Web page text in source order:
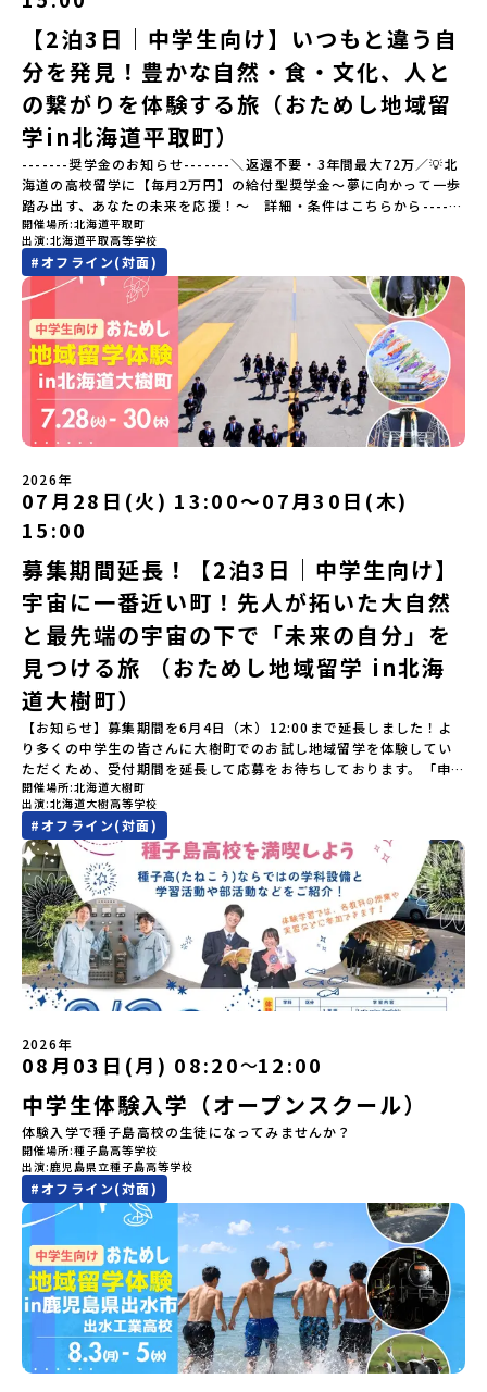
棚田（たなだ）」や「名水百選」や「水源の森百選」に選ばれた
「竜門峡（りゅうもんきょう）」など、思わず立ち止まりたくなる
ような自然も広がり、歴史・文化・自然が重なり合う、“本物”に出
会える場所です。そんな歴史・文化が豊かな佐賀県有田町で実際に
町を歩きながら学ぶフィールドワークをしたり、有田焼づくりに関
わる職人、町で暮らすプロデザイナー、地元の高校で学ぶ生徒など
と交流しながら「伝統的なものづくり」や「未来のデザイン」を一
緒に探求できます。ただ体験するだけじゃなくて、 “どうしてこの形
なんだろう？” “自分だったらどんなデザインにする？” そんなふう
に考える時間も、このプログラムの大切なポイントです。ここで出
会う人や体験が、自分の「好き」や「未来」につながるかもしれま
せん。この町でしかできない、ちょっと特別な体験を、ぜひ楽しん
でみませんか？体験のおすすめポイント体験プログラム内容（予
定）＜１日目＞（PM）「オリエンテーション・自己紹介ワーク」
「有田工業高校見学」 -陶芸技術をまなぶ！「セラミック科」のま
なび場を体験 -デザインセンスをまなぶ！「デザイン科」のまなび
場を体験「フィールドワーク」 -有田の歴史ある名所巡り -有田
の歴史的な町並みを体感する「有田焼絵付けアクティビティ」 -職
人さんからまなぶ！有田焼伝統の「絵付け」体験ワークショップ
（協力：clay studio）「みんなで楽しもう！BBQ」 -BBQづく
り -仲間や地元の高校生、町の大人たちと交流・対話＜２日目＞
（AM）「1日目の振り返り」「ワークショップ」 -ゲスト講師によ
（PM）「ランチ/お土産タイム」解散※天候の状況や参加人数によ
ってプログラムを変更する場合がございます。参加概要【開催場
所】佐賀県 有田町（ありたちょう）【実施日程】7月4日（土）〜7
月5日（日）※参加が確定した方には6月5日（金） 18:30～20:00に
「参加者向け事前オンライン研修」をご案内する予定です。必ず参
加をお願いします。【集合場所・時間】7月4日(土) 12：00 JR有田
駅※12：00までにJR有田駅に到着する便で手配ください。【解散場
所・時間】7月5日(日) 13：00頃 JR有田駅【対象】中学2年生、中
学3年生【宿泊先】ありこや（佐賀県西松浦郡有田町）※地域みらい
留学生が活用している宿泊施設（シェアハウス）です。※1室1名で
宿泊いただく予定です。 【旅行代金】無料※旅行代金に含まれる費
用のうち、以下の内容が無料となります：・宿泊費（1泊分）・プロ
グラム内のアクティビティ・体験費用・一部の食事代*以下の費用は
参加者のご負担となります・集合場所までの往復交通費・お土産代
や自由時間の個人飲食費などの個人的費用【募集人数】最大5名（お
申し込み多数の場合は抽選の上決定）【参加者決定】お申し込み多
数の場合は、締め切り後1週間を目途に当落結果をご連絡いたしま
す。【申し込み受付期間】5月7日(木)12：00 から 5月21日(木)
12：00まで疑問も不安もワクワクに変える！「おためし地域留学」
ステップアップ説明会プログラムの内容を詳しく知りたい方や、お
申し込みを迷われている方向けにZoomでのオンライン配信を行い
ます。知りたい情報のレベルに合わせて、以下の2つのステップをご
活用ください。【STEP 1】全体オンライン説明会〜まずは「おため
し地域留学」を知りたい方へ〜日本全国20以上の地域から選んで参
加できる「おためし地域留学」の全体像や魅力について、説明会を
開催しました。中学生一人での参加にあたり、保護者様が特に気に
なる「安全面」や「事務局のサポート体制」についても詳しく解説
しています。ぜひ、ご自宅からお気軽にご視聴ください。▶︎ [アーカ
イブ動画を視聴する]YouTube：
https://youtu.be/Yt8nd04aNgA?
si=e5erbspvwz5O8_uF【STEP 2】有田町プログラム説明会〜
「有田町」の内容を具体的に深掘りしたい方へ〜全体説明を聞いた
うえで、「有田町では具体的に何をするの？」「どんな町なの？」
という疑問にお答えする説明会です。有田町ならではの豊かな文化
や、2泊3日のプログラムの中身をたっぷりとお伝えします。日
時： 5月11日(月) 19：00〜19：40内 容： 有田町ってどんなとこ
ろ？、プログラム詳細解説、質疑応答お申し込み：https://c-
mirai.jp/events/068058お気軽にどうぞ！「はじめての一人旅だ
けど大丈夫？」「どんな体験ができるの？」そんな保護者様の不安
や、中学生のみなさんの素朴な疑問にスタッフが直接お答えしま
す。チャットでの質問も可能ですので、ぜひご自宅からリラックス
してご参加ください。▼お申し込み前に必ずご確認ください・参加
規約への同意プログラムへの参加申し込みいただく前に、「お申し
込みに関する各規約」への同意が必須となります。ご確認くださ
【2泊3日｜中学生向け】いつもと違う自
分を発見！豊かな自然・食・文化、人と
の繋がりを体験する旅（おためし地域留
学in北海道平取町）
-------奨学金のお知らせ-------＼返還不要・3年間最大72万／💡北
海道の高校留学に【毎月2万円】の給付型奨学金～夢に向かって一歩
踏み出す、あなたの未来を応援！～ 詳細・条件はこちらから------
---------------------------＜体験費・宿泊費が無料＞累計3,000万
部以上販売された大人気マンガ「ゴールデンカムイ」の実写版映画
に登場する町！北海道の「アイヌ文化継承の地」で自然や食を体験
してみませんか？「地元以外の地域の暮らしが気になる。いつか留
学してみたい！」「アイヌ文化の歴史や、マンガに登場する世界を
自分の手で探求したい！」「自然が好きでもっと触れてあそびた
い！」そんな中学生のみなさんにおすすめ！「おためし地域留学体
験」は、日本全国約200の高校と連携し、地域の枠を超えて学校生活
を送る「地域みらい留学」をプチ体験できるプログラムです。はじ
めてのひとり旅でも安心！現地でもスタッフがしっかりとサポート
いたします。今回のフィールドは「北海道平取町（びらとりちょ
う）」北海道の南に位置する平取町（びらとりちょう）。壮大な自
然と「アイヌ文化」が継承されている町として広く知られていま
す。町名の「平取（びらとり）」は、アイヌ語「ピラ・ウトゥル」
（崖の間を意味）という言葉から名付けられました。見上げるほど
大きな山々が連なる「幌尻岳（ぽろしりだけ）」の景色は絶景！日
本一の広さを誇る「すずらん」が咲く花畑や、和牛がのんびりと過
ごす放牧地。日本一の清流に選ばれたこともある、ヤマメやニジマ
スが泳ぐ「沙流川（さるがわ）」。他の地域では見ることのできな
い圧倒的スケールの自然を味わうことができます。さらに、源義経
（みなもとのよしつね）とも縁が深いとされている地域で、義経を
祀った神社や公園などが存在し、アイヌ民族と日本の歴史を交差す
る瞬間を肌で体感できる町です。北の大地で育まれた「アイヌ文
化」とは？「アイヌ」の文化は北海道を中心とした北部周辺で、先
住民族である「アイヌ民族」によって大切に育まれてきた文化で
す。日本語とは異なる響きを持つ「アイヌ語」や、自然界のあらゆ
る物に「魂」が宿ると考える「精神文化」、祭りや家庭での行事な
どに踊られる「古式舞踊」、独特の文様による刺繍（ししゅう）、
木彫り等の工芸など、ユニークな文化が存在します。アイヌ文化で
は、人間のまわりに存在する生き物や自然のチカラ、暮らしの道具
のうち、人間にとって大切な役割を持っているものを「カムイ」と
呼んでいます。いつも自分たちを見守ってくれているもの、例え
ば、身近な動植物や、暮らしに欠かせない火、水、風、そして雄大
な山や川などもすべて「カムイ」です。この文化と精神性をテーマ
にした大人気マンガ「ゴールデンカムイ」は、累計3000万部以上販
売され、2026年3月に映画の続編も公開されるなど注目を集めてい
ます。今回は、平取町の中でもアイヌ文化に触れることのできる
「二風谷（にぶたに）コタン」へ出発！アイヌの家や暮らし、食な
どを体感することができます。ぜひ現地で味わってみてください
生との特別な交流この旅の大きな魅力は、地元の「平取高校」の先
輩たちと過ごす時間です。 ただ校舎を眺める見学ではありません。
高校生が自ら企画したアクティビティを通じて、年の近い先輩たち
と本音で交流することができます。魅力的な大人たちと対話をしな
がら町の歴史や「生き方」を学ぶことができ、大充実の2泊3日にな
ること間違いなし！そんなユニークな魅力がたっぷりつまった北海
道平取町へ、人生の可能性をひらく特別な旅に出発しませんか？体
験のおすすめポイント体験プログラム内容（予定）＜1日目＞
（PM）「オリエンテーション・自己紹介ワーク」「高校生企画①-
遊び編-」 -平取高校生と仲を深める「びらとりの歴史・文化を知
る！アイヌ文化フィールドワーク」 -アイヌ文化博物館でアイヌ文
化を理解する -アイヌ伝統文化を感じるアクティビティ「1日を振
り返るーみんなで体験シェア」＜2日目＞（AM）「平取高校見学・
寮見学」 -平取高校の特徴を知る学校体験 -在校生との対話「高
校生企画②-町の紹介編-」 -ビンゴをしながら町を知ろう！（PM）
「自然と農を感じる！農業アクティビティ」 -平取特産の「びらと
開催場所 北海道平取町
出演 北海道平取高等学校
#オフライン(対面)
2026年
07月28日(火) 13:00〜07月30日(木)
15:00
募集期間延長！【2泊3日｜中学生向け】
宇宙に一番近い町！先人が拓いた大自然
と最先端の宇宙の下で「未来の自分」を
見つける旅 （おためし地域留学 in北海
道大樹町）
【お知らせ】募集期間を6月4日（木）12:00まで延長しました！よ
り多くの中学生の皆さんに大樹町でのお試し地域留学を体験してい
ただくため、受付期間を延長して応募をお待ちしております。「申
し込みのタイミングを逃してしまった」という方も、この機会にぜ
ひ一歩踏み出してみませんか？※都合により締め切りを早める場合
がございます。お早目にご応募ください！-------------------------
-------------------＼返還不要・3年間最大72万／💡北海道の高校留
学に【毎月2万円】の給付型奨学金～夢に向かって一歩踏み出す、あ
なたの未来を応援！～ 詳細・条件はこちらから------------------
--------------------------ーーーーーーーーーーーーーーーーーー
ーーーーーーーーーーーーーー＜体験費・宿泊費が無料！＞民間ロ
ケットの打ち上げ成功で話題になった町！ 北海道の「宇宙版シリコ
ンバレー」を目指す大樹町で、最先端テクノロジーとどこまでも続
く大自然を肌で感じてみませんか？「地元以外の地域の暮らしが気
になる。いつか留学してみたい！」「自分の進学や将来の可能性を
もっとひらきたい！ 」「自然が好きでもっと触れてあそびたい！」
そんな中学生のみなさんにおすすめ！「おためし地域留学体験」
は、日本全国約200の高校と連携し、地域の枠を超えて学校生活を送
る「地域みらい留学」をプチ体験できるプログラムです。はじめて
のひとり旅でも安心！現地でもスタッフがしっかりとサポートいた
します。今回のフィールドは「北海道 大樹町（たいきちょう）」北
海道の東部、十勝の南部に位置する大樹町（たいきちょう）。西に
日高山脈（ひだかさんみゃく）が連なり、東は太平洋に面した自然
豊かな町です。酪農を主体とした農業や漁業、林業が盛んであると
同時に、「宇宙に一番近い町」として航空宇宙産業の誘致を進める
ユニークな顔を持っています 。見上げるほど大きな山々が連なる
「日高山脈（ひだかさんみゃく）」の絶景！牛たちがのんびりと過
ごす放牧地や、海が見える珍しい温泉。日本一の清流に選ばれたこ
ともある「歴舟川（れきふねがわ）」。 他の地域では見ることので
きない圧倒的スケールの自然と、新しい産業が交差する瞬間を肌で
体感できる町です。北の大地で脈々と受け継がれる 「フロンティア
スピリッツ」を体感！ 「フロンティアスピリッツ（開拓者精神）」
開催場所 北海道大樹町
出演 北海道大樹高等学校
#オフライン(対面)
2026年
08月03日(月) 08:20〜12:00
中学生体験入学（オープンスクール）
体験入学で種子島高校の生徒になってみませんか？
開催場所 種子島高等学校
出演 鹿児島県立種子島高等学校
#オフライン(対面)